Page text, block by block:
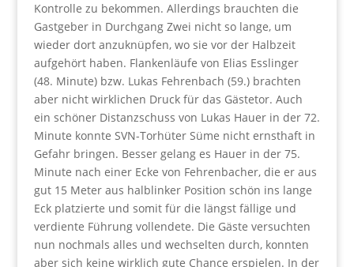
Kontrolle zu bekommen. Allerdings brauchten die
Gastgeber in Durchgang Zwei nicht so lange, um
wieder dort anzuknüpfen, wo sie vor der Halbzeit
aufgehört haben. Flankenläufe von Elias Esslinger
(48. Minute) bzw. Lukas Fehrenbach (59.) brachten
aber nicht wirklichen Druck für das Gästetor. Auch
ein schöner Distanzschuss von Lukas Hauer in der 72.
Minute konnte SVN-Torhüter Süme nicht ernsthaft in
Gefahr bringen. Besser gelang es Hauer in der 75.
Minute nach einer Ecke von Fehrenbacher, die er aus
gut 15 Meter aus halblinker Position schön ins lange
Eck platzierte und somit für die längst fällige und
verdiente Führung vollendete. Die Gäste versuchten
nun nochmals alles und wechselten durch, konnten
aber sich keine wirklich gute Chance erspielen. In der